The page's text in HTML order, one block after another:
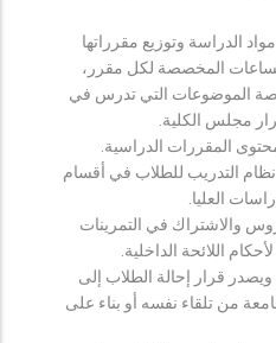
الدراسة وتوزيع مقرراتها
المخصصة لكل مقرر،
الموضوعات التي تدرس في
مجلس الكلية.
المقررات الدراسية.
نظام التدريب للطلاب في أقسام
العليا.
والاشتراك في التمرينات
اللائحة الداخلية.
ويصدر قرار إحالة الطلاب إلى
من تلقاء نفسه أو بناء على